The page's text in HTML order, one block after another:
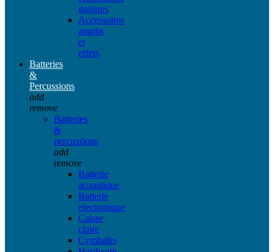
guitares
Accessoires
amplis
et
effets
Batteries
&
Percussions
add
remove
Batteries
&
percussions
add
remove
Batterie
acoustique
Batterie
electronique
Caisse
claire
Cymbales